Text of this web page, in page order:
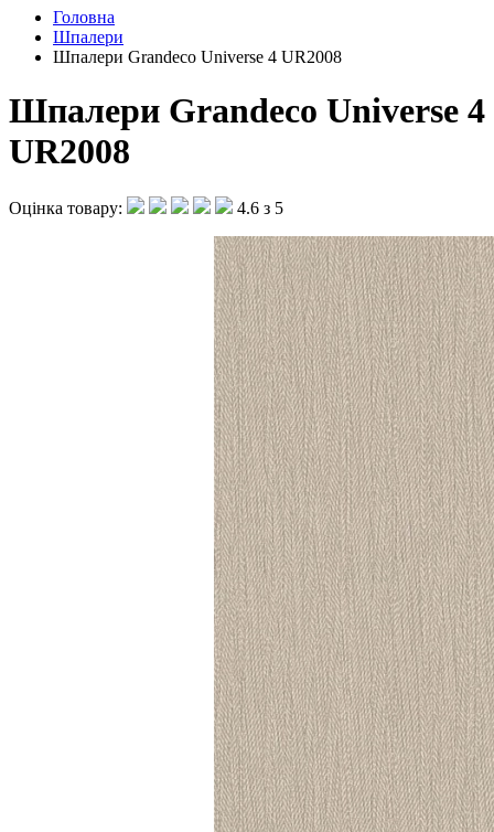
Головна
Шпалери
Шпалери Grandeco Universe 4 UR2008
Шпалери Grandeco Universe 4
UR2008
Оцінка товару: 4.6 з 5